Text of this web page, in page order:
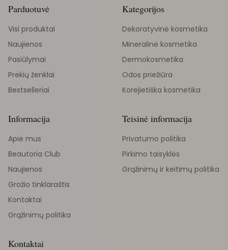
Parduotuvė
Visi produktai
Naujienos
Pasiūlymai
Prekių ženklai
Bestselleriai
Kategorijos
Dekoratyvinė kosmetika
Mineralinė kosmetika
Dermokosmetika
Odos priežiūra
Korejietiška kosmetika
Informacija
Apie mus
Beautoria Club
Naujienos
Grožio tinklaraštis
Kontaktai
Grąžinimų politika
Teisinė informacija
Privatumo politika
Pirkimo taisyklės
Grąžinimų ir keitimų politika
Kontaktai